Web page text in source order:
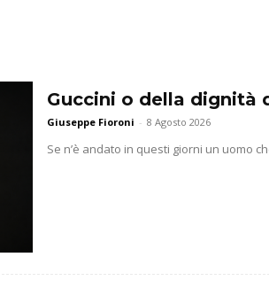
Guccini o della dignità
Giuseppe Fioroni - 8 Agosto 2026
Se n’è andato in questi giorni un uomo